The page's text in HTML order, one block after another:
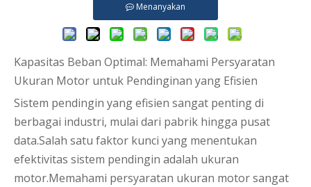
Menanyakan
Kapasitas Beban Optimal: Memahami Persyaratan
Ukuran Motor untuk Pendinginan yang Efisien
Sistem pendingin yang efisien sangat penting di
berbagai industri, mulai dari pabrik hingga pusat
data.Salah satu faktor kunci yang menentukan
efektivitas sistem pendingin adalah ukuran
motor.Memahami persyaratan ukuran motor sangat